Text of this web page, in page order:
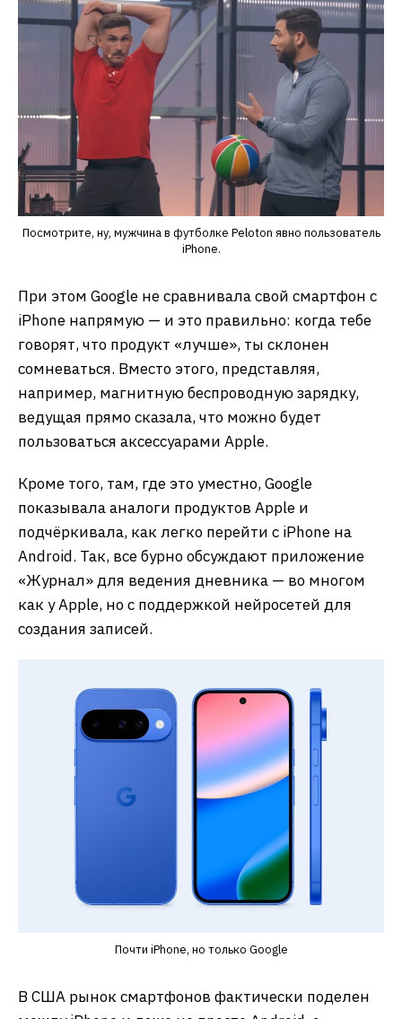
Посмотрите, ну, мужчина в футболке Peloton явно пользователь
iPhone.
При этом Google не сравнивала свой смартфон с
iPhone напрямую — и это правильно: когда тебе
говорят, что продукт «лучше», ты склонен
сомневаться. Вместо этого, представляя,
например, магнитную беспроводную зарядку,
ведущая прямо сказала, что можно будет
пользоваться аксессуарами Apple.
Кроме того, там, где это уместно, Google
показывала аналоги продуктов Apple и
подчёркивала, как легко перейти с iPhone на
Android. Так, все бурно обсуждают приложение
«Журнал» для ведения дневника — во многом
как у Apple, но с поддержкой нейросетей для
создания записей.
Почти iPhone, но только Google
В США рынок смартфонов фактически поделен